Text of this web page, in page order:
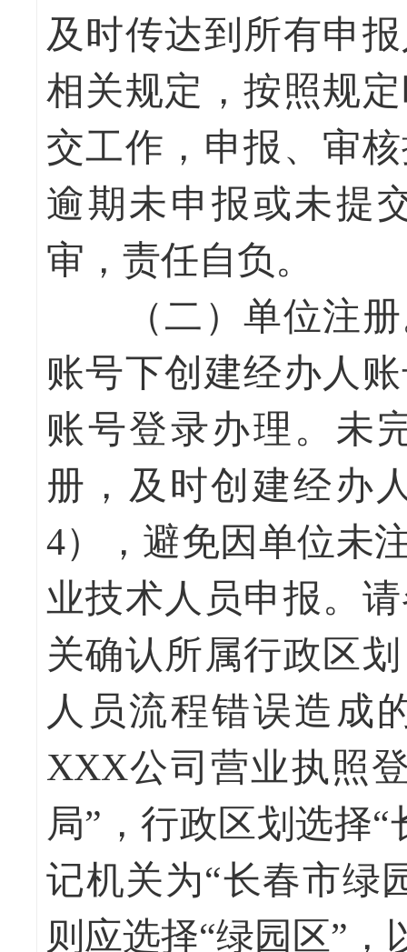
及时传达到所有申
相关规定，按照规
交工作，申报、审
逾期未申报或未提
审，责任自负。
（二）单位注
账号下创建经办人
账号登录办理。未
册，及时创建经办
4），避免因单位未
业技术人员申报。
关确认所属行政区
人员流程错误造成
XXX公司营业执照
局”，行政区划选择
记机关为“长春市绿
则应选择“绿园区”，